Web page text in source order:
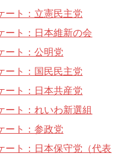
ート：立憲民主党
ート：日本維新の会
ート：公明党
ート：国民民主党
ート：日本共産党
ート：れいわ新選組
ート：参政党
ート：日本保守党（代表